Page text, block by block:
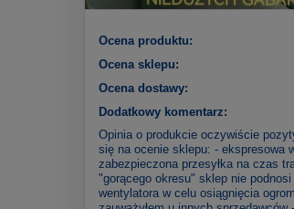
Ocena produktu:
Ocena sklepu:
Ocena dostawy:
Dodatkowy komentarz:
Opinia o produkcie oczywiście
się na ocenie sklepu: - ekspresowa
zabezpieczona przesyłka na czas
"gorącego okresu" sklep nie
wentylatora w celu osiągnięcia